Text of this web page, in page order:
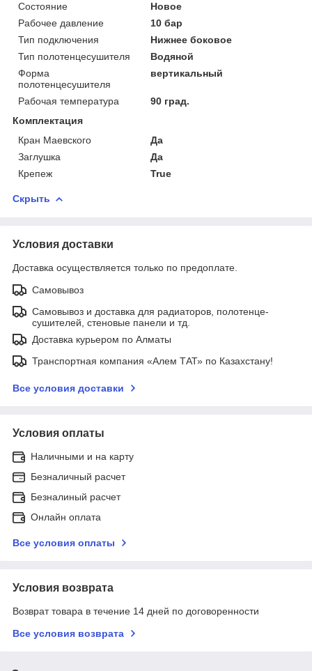
Состояние
Новое
Рабочее давление
10 бар
Тип подключения
Нижнее боковое
Тип полотенцесушителя
Водяной
Форма
полотенцесушителя
вертикальный
Рабочая температура
90 град.
Комплектация
Кран Маевского
Да
Заглушка
Да
Крепеж
True
Скрыть
Условия доставки
Доставка осуществляется только по предоплате.
Самовывоз
Самовывоз и доставка для радиаторов, полотенце-
сушителей, стеновые панели и тд.
Доставка курьером по Алматы
Транспортная компания «Алем ТАТ» по Казахстану!
Все условия доставки
Условия оплаты
Наличными и на карту
Безналичный расчет
Безналиный расчет
Онлайн оплата
Все условия оплаты
Условия возврата
Возврат товара в течение 14 дней по договоренности
Все условия возврата